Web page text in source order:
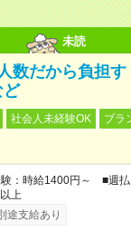
未読
数だから負担
ど
社会人未経験OK
ブラ
験：時給1400円～ ■週
上
途支給あり